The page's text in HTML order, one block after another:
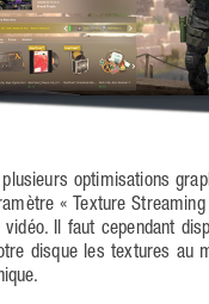
optimisations
« Texture
Il faut cependant
disque les textures au